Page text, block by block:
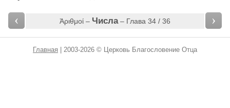
‹ Ἀριθμοί – Числа– Глава 34 / 36 ›
Главная | 2003-2026 © Церковь Благословение Отца